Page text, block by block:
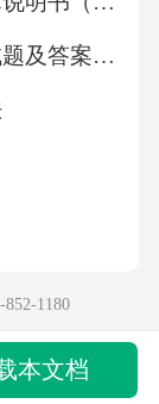
害。高温
会产生
会造成
运输车
用水资
初中九年级物理上册期中考试题及答案【完整版】
852-1180
本文档